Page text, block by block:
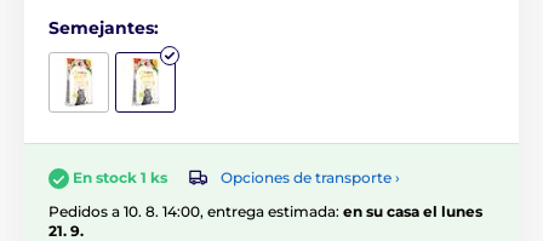
Semejantes:
En stock 1 ks
Opciones de transporte ›
Pedidos a 10. 8. 14:00, entrega estimada: en su casa el lunes
21. 9.